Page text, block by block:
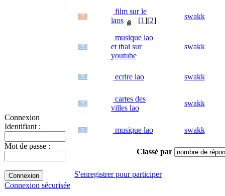
Connexion
Identifiant :
Mot de passe :
Connexion sécurisée
film sur le
laos
[1][2] swakk
musique lao
et thai sur
youtube
swakk
ecrire lao swakk
cartes des
villes lao
swakk
musique lao swakk
Classé par
S'enregistrer pour participer